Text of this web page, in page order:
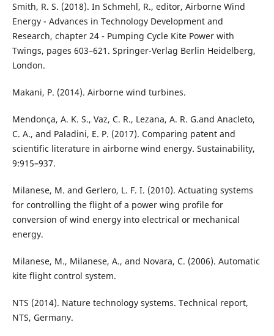
Smith, R. S. (2018). In Schmehl, R., editor, Airborne Wind
Energy - Advances in Technology Development and
Research, chapter 24 - Pumping Cycle Kite Power with
Twings, pages 603–621. Springer-Verlag Berlin Heidelberg,
London.
Makani, P. (2014). Airborne wind turbines.
Mendonça, A. K. S., Vaz, C. R., Lezana, A. R. G.and Anacleto,
C. A., and Paladini, E. P. (2017). Comparing patent and
scientific literature in airborne wind energy. Sustainability,
9:915–937.
Milanese, M. and Gerlero, L. F. I. (2010). Actuating systems
for controlling the flight of a power wing profile for
conversion of wind energy into electrical or mechanical
energy.
Milanese, M., Milanese, A., and Novara, C. (2006). Automatic
kite flight control system.
NTS (2014). Nature technology systems. Technical report,
NTS, Germany.